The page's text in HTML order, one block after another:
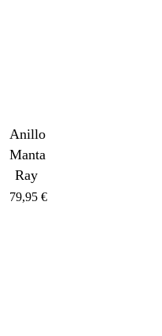
Anillo
Manta
Ray
79,95 €